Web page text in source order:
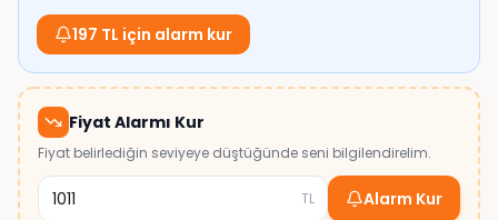
197 TL için alarm kur
Fiyat Alarmı Kur
Fiyat belirlediğin seviyeye düştüğünde seni bilgilendirelim.
TL Alarm Kur